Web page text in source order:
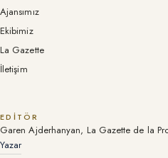
Ajansımız
Ekibimiz
La Gazette
İletişim
EDITÖR
Garen Ajderhanyan, La Gazette de la
Yazar